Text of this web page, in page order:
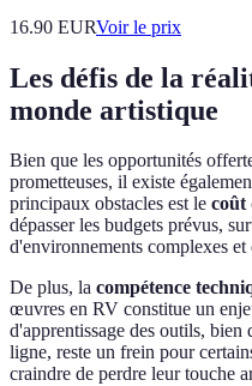
16.90 EURVoir le prix
Les défis de la
monde artistique
Bien que les opportunités
prometteuses, il existe
principaux obstacles est le coût
dépasser les budgets prévus,
d'environnements complexes et
De plus, la compétence
œuvres en RV constitue un
d'apprentissage des outils, bien
ligne, reste un frein pour
craindre de perdre leur touche